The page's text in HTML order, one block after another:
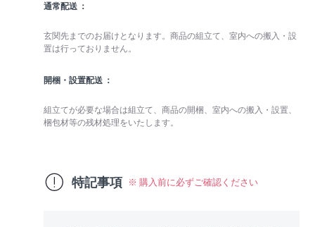
通常配送
玄関先までのお届けとなります。商品の組立て、室内への搬入・設
置は行っておりません。
開梱・設置配送
組立てが必要な場合は組立て、商品の開梱、室内への搬入・設置、
梱包材等の残材処理をいたします。
特記事項 ※ 購入前に必ずご確認ください